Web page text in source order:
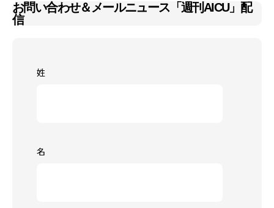
お問い合わせ＆メールニュース「週刊AICU」配
信
姓
名